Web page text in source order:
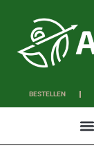
BESTELLEN